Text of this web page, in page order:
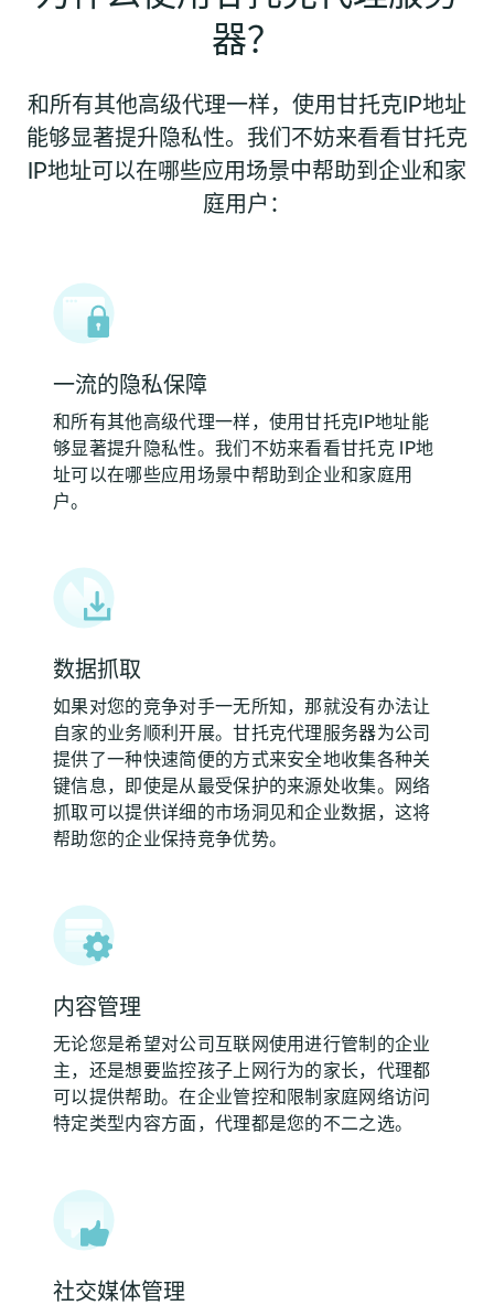
器？
和所有其他高级代理一样，使用甘托克IP地址
能够显著提升隐私性。我们不妨来看看甘托克
IP地址可以在哪些应用场景中帮助到企业和家
庭用户：
一流的隐私保障
和所有其他高级代理一样，使用甘托克IP地址能
够显著提升隐私性。我们不妨来看看甘托克 IP地
址可以在哪些应用场景中帮助到企业和家庭用
户。
数据抓取
如果对您的竞争对手一无所知，那就没有办法让
自家的业务顺利开展。甘托克代理服务器为公司
提供了一种快速简便的方式来安全地收集各种关
键信息，即使是从最受保护的来源处收集。网络
抓取可以提供详细的市场洞见和企业数据，这将
帮助您的企业保持竞争优势。
内容管理
无论您是希望对公司互联网使用进行管制的企业
主，还是想要监控孩子上网行为的家长，代理都
可以提供帮助。在企业管控和限制家庭网络访问
特定类型内容方面，代理都是您的不二之选。
社交媒体管理